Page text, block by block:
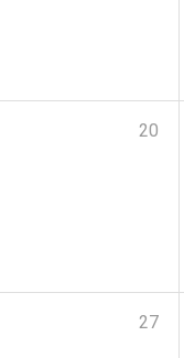
20
27